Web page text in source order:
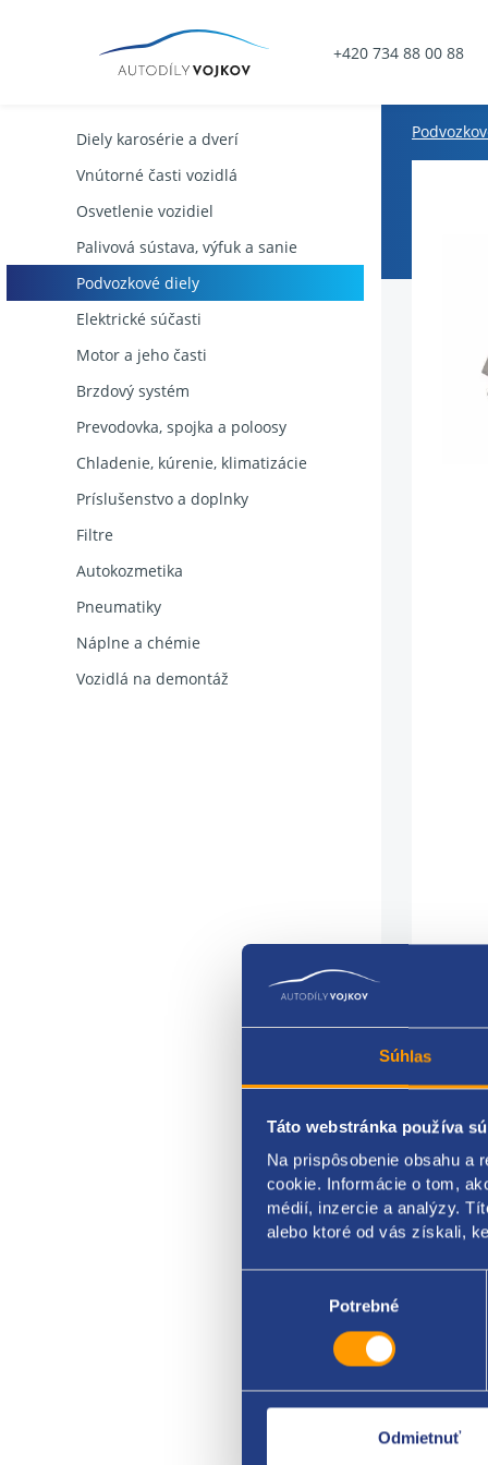
Súhlas
Táto webstránka používa
Na prispôsobenie obsahu a
cookie. Informácie o tom,
médií, inzercie a analýzy.
alebo ktoré od vás získali,
Potrebné
Odmietnuť
+420 734 88 00 88
Diely karosérie a dverí
Vnútorné časti vozidlá
Osvetlenie vozidiel
Palivová sústava, výfuk a sanie
Podvozkové diely
Elektrické súčasti
Motor a jeho časti
Brzdový systém
Prevodovka, spojka a poloosy
Chladenie, kúrenie, klimatizácie
Príslušenstvo a doplnky
Filtre
Autokozmetika
Pneumatiky
Náplne a chémie
Vozidlá na demontáž